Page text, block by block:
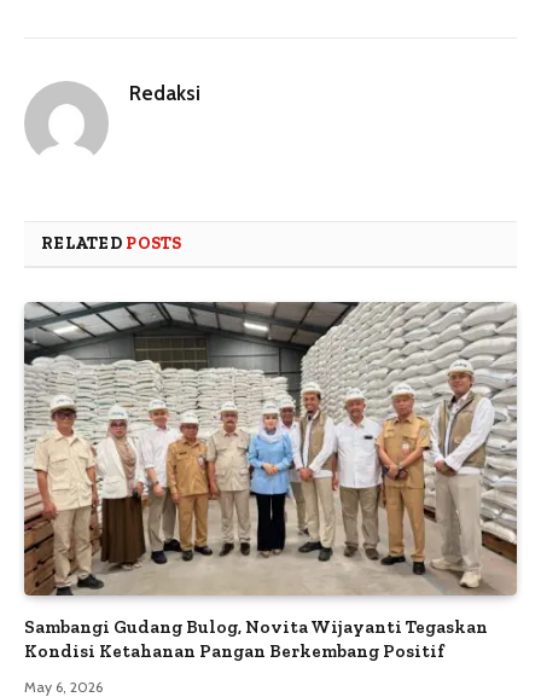
Redaksi
RELATED POSTS
Sambangi Gudang Bulog, Novita Wijayanti Tegaskan
Kondisi Ketahanan Pangan Berkembang Positif
May 6, 2026